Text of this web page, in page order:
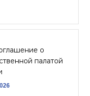
о
палатой